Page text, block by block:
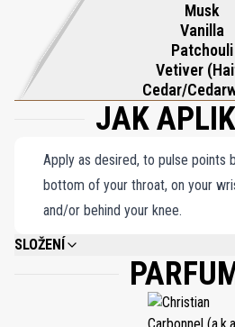
Musk
Vanilla
Patchouli
Vetiver
Cedar/
JAK
Apply as desired, to pulse points
bottom of your throat, on your
and/or behind your knee.
SLOŽENÍ
ALCOHOL DENAT., PARFUM (FRAGRANCE),
ISOMETHYL IONONE, BENZYL BENZOATE,
BUTYLPHENYL, METHYLPROPIONAL,
EUGENOL, FARNSEOL, GERANIOL,